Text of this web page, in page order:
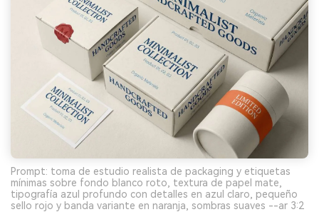
Prompt: toma de estudio realista de packaging y etiquetas
mínimas sobre fondo blanco roto, textura de papel mate,
tipografía azul profundo con detalles en azul claro, pequeño
sello rojo y banda variante en naranja, sombras suaves --ar 3:2